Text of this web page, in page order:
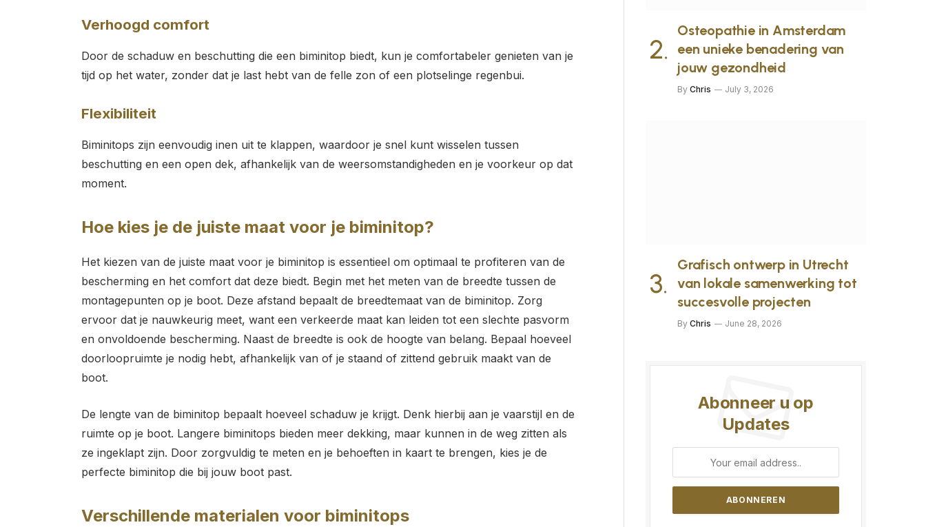
Verhoogd comfort
Door de schaduw en beschutting die een biminitop biedt, kun je comfortabeler genieten van je
tijd op het water, zonder dat je last hebt van de felle zon of een plotselinge regenbui.
Flexibiliteit
Biminitops zijn eenvoudig inen uit te klappen, waardoor je snel kunt wisselen tussen
beschutting en een open dek, afhankelijk van de weersomstandigheden en je voorkeur op dat
moment.
Hoe kies je de juiste maat voor je biminitop?
Het kiezen van de juiste maat voor je biminitop is essentieel om optimaal te profiteren van de
bescherming en het comfort dat deze biedt. Begin met het meten van de breedte tussen de
montagepunten op je boot. Deze afstand bepaalt de breedtemaat van de biminitop. Zorg
ervoor dat je nauwkeurig meet, want een verkeerde maat kan leiden tot een slechte pasvorm
en onvoldoende bescherming. Naast de breedte is ook de hoogte van belang. Bepaal hoeveel
doorloopruimte je nodig hebt, afhankelijk van of je staand of zittend gebruik maakt van de
boot.
De lengte van de biminitop bepaalt hoeveel schaduw je krijgt. Denk hierbij aan je vaarstijl en de
ruimte op je boot. Langere biminitops bieden meer dekking, maar kunnen in de weg zitten als
ze ingeklapt zijn. Door zorgvuldig te meten en je behoeften in kaart te brengen, kies je de
perfecte biminitop die bij jouw boot past.
Verschillende materialen voor biminitops
Osteopathie in Amsterdam
een unieke benadering van
jouw gezondheid
By Chris July 3, 2026
Grafisch ontwerp in Utrecht
van lokale samenwerking tot
succesvolle projecten
By Chris June 28, 2026
Abonneer u op
Updates